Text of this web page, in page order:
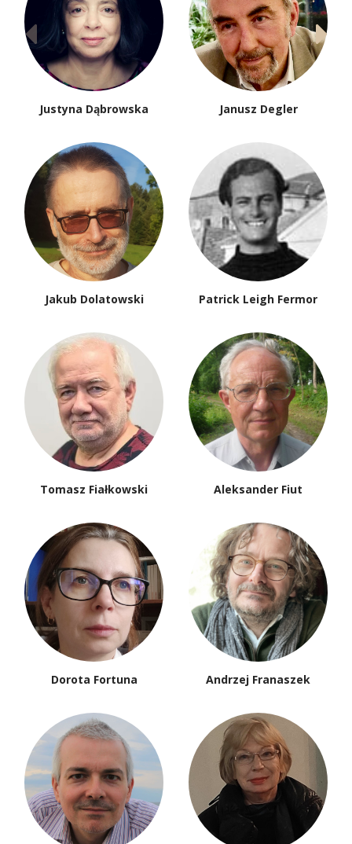
Justyna Dąbrowska Janusz Degler
Jakub Dolatowski Patrick Leigh Fermor
Tomasz Fiałkowski Aleksander Fiut
Dorota Fortuna Andrzej Franaszek